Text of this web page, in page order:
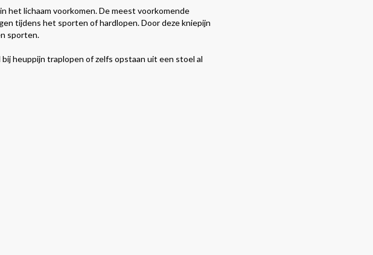
het lichaam voorkomen. De meest voorkomende
tijdens het sporten of hardlopen. Door deze kniepijn
sporten.
heuppijn traplopen of zelfs opstaan uit een stoel al